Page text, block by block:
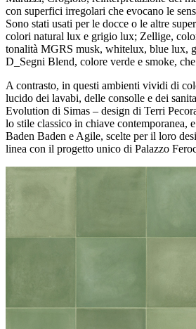
con superfici irregolari che evocano le
Sono stati usati per le docce o le altre
colori natural lux e grigio lux; Zellige,
tonalità MGRS musk, whitelux, blue lux,
D_Segni Blend, colore verde e smoke,
A contrasto, in questi ambienti vividi di
lucido dei lavabi, delle consolle e dei
Evolution di Simas – design di Terri
lo stile classico in chiave contemporanea,
Baden Baden e Agile, scelte per il loro
linea con il progetto unico di Palazzo